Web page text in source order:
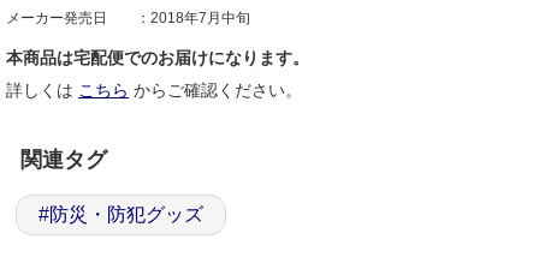
メーカー発売日
2018年7月中旬
本商品は宅配便でのお届けになります。
詳しくは こちら からご確認ください。
関連タグ
#防災・防犯グッズ